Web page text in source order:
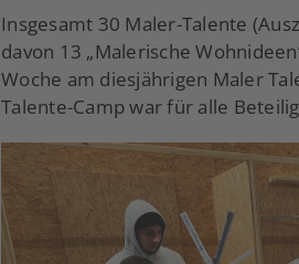
Insgesamt 30 Maler-Talente
davon 13 „Malerische
Woche am diesjährigen Maler
Talente-Camp war für alle